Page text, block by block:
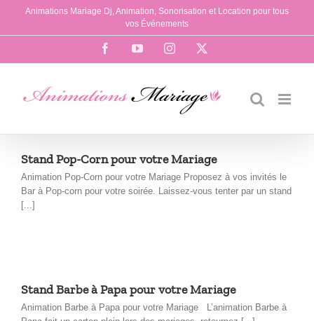
Passer
contenu
Animations Mariage Dj, Animation, Sonorisation et Location pour tous
vos Événements
FacebookYouTubeInstagram
Stand Pop-Corn pour votre Mariage
Animation Pop-Corn pour votre Mariage Proposez à vos invités le
Bar à Pop-corn pour votre soirée. Laissez-vous tenter par un stand
[...]
Stand Barbe à Papa pour votre Mariage
Animation Barbe à Papa pour votre Mariage L’animation Barbe à